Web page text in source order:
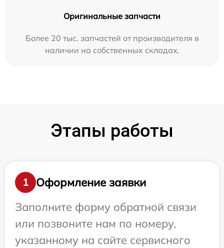
Оригинальные запчасти
Более 20 тыс. запчастей от производителя в
наличии на собственных складах.
Этапы работы
1
Оформление заявки
Заполните форму обратной связи
или позвоните нам по номеру,
указанному на сайте сервисного